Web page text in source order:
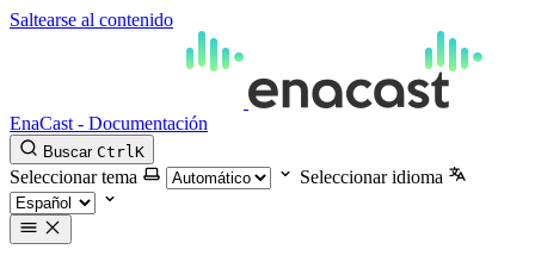
Saltearse al contenido
EnaCast - Documentación
Buscar CtrlK
Seleccionar tema Seleccionar idioma